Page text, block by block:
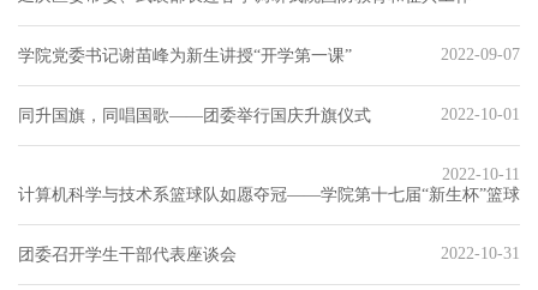
2022-09-07
学院党委书记谢苗峰为新生讲授“开学第一课”
2022-10-01
同升国旗，同唱国歌——团委举行国庆升旗仪式
2022-10-11
计算机科学与技术系篮球队如愿夺冠——学院第十七届“新生杯”篮球
2022-10-31
团委召开学生干部代表座谈会